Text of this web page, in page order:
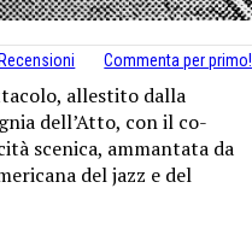
Commenta per primo!
Recensioni
allestito dalla
dell’Atto, con il co-
scenica, ammantata da
del jazz e del